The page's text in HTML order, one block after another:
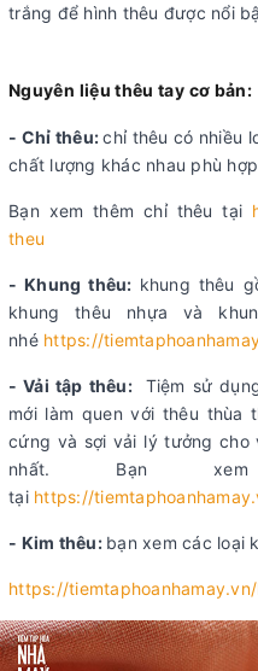
trắng để hình thêu được nổi
Nguyên liệu thêu tay cơ bản:
- Chỉ thêu:chỉ thêu có nhiều
chất lượng khác nhau phù
Bạn xem thêm chỉ thêu tại
theu
- Khung thêu: khung thêu
khung thêu nhựa và
nhé https://
- Vải tập thêu: Tiệm sử
mới làm quen với thêu thùa
cứng và sợi vải lý tưởng
nhất. Bạn
tại https://
- Kim thêu: bạn xem các loại
https://